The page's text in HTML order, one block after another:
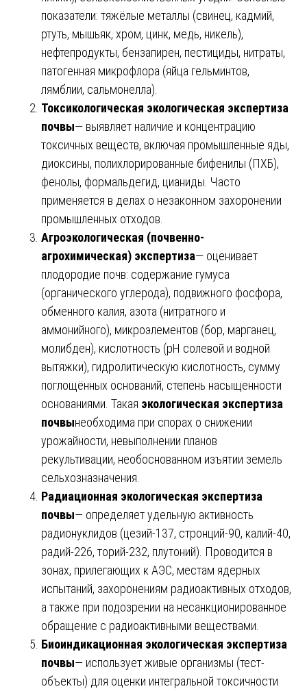
показатели: тяжёлые металлы (свинец, кадмий,
ртуть, мышьяк, хром, цинк, медь, никель),
нефтепродукты, бензапирен, пестициды, нитраты,
патогенная микрофлора (яйца гельминтов,
лямблии, сальмонелла).
Токсикологическая экологическая экспертиза
почвы— выявляет наличие и концентрацию
токсичных веществ, включая промышленные яды,
диоксины, полихлорированные бифенилы (ПХБ),
фенолы, формальдегид, цианиды. Часто
применяется в делах о незаконном захоронении
промышленных отходов.
Агроэкологическая (почвенно-
агрохимическая) экспертиза— оценивает
плодородие почв: содержание гумуса
(органического углерода), подвижного фосфора,
обменного калия, азота (нитратного и
аммонийного), микроэлементов (бор, марганец,
молибден), кислотность (рН солевой и водной
вытяжки), гидролитическую кислотность, сумму
поглощённых оснований, степень насыщенности
основаниями. Такая экологическая экспертиза
почвынеобходима при спорах о снижении
урожайности, невыполнении планов
рекультивации, необоснованном изъятии земель
сельхозназначения.
Радиационная экологическая экспертиза
почвы— определяет удельную активность
радионуклидов (цезий-137, стронций-90, калий-40,
радий-226, торий-232, плутоний). Проводится в
зонах, прилегающих к АЭС, местам ядерных
испытаний, захоронениям радиоактивных отходов,
а также при подозрении на несанкционированное
обращение с радиоактивными веществами.
Биоиндикационная экологическая экспертиза
почвы— использует живые организмы (тест-
объекты) для оценки интегральной токсичности